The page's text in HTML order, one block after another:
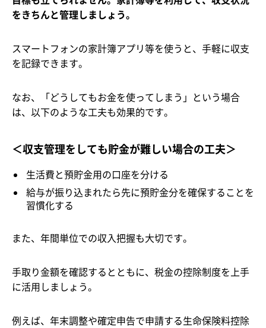
をきちんと管理しましょう。
スマートフォンの家計簿アプリ等を使うと、手軽に収支
を記録できます。
なお、「どうしてもお金を使ってしまう」という場合
は、以下のような工夫も効果的です。
＜収支管理をしても貯金が難しい場合の工夫＞
生活費と預貯金用の口座を分ける
給与が振り込まれたら先に預貯金分を確保することを
習慣化する
また、年間単位での収入把握も大切です。
手取り金額を確認するとともに、税金の控除制度を上手
に活用しましょう。
例えば、年末調整や確定申告で申請する生命保険料控除